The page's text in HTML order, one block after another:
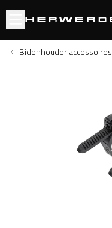
Open menu
Bidonhouder accessoires